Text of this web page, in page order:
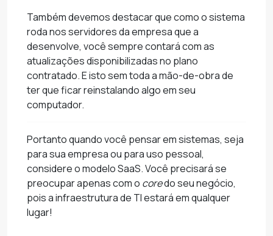
Também devemos destacar que como o sistema
roda nos servidores da empresa que a
desenvolve, você sempre contará com as
atualizações disponibilizadas no plano
contratado. E isto sem toda a mão-de-obra de
ter que ficar reinstalando algo em seu
computador.
Portanto quando você pensar em sistemas, seja
para sua empresa ou para uso pessoal,
considere o modelo SaaS. Você precisará se
preocupar apenas com o coredo seu negócio,
pois a infraestrutura de TI estará em qualquer
lugar!